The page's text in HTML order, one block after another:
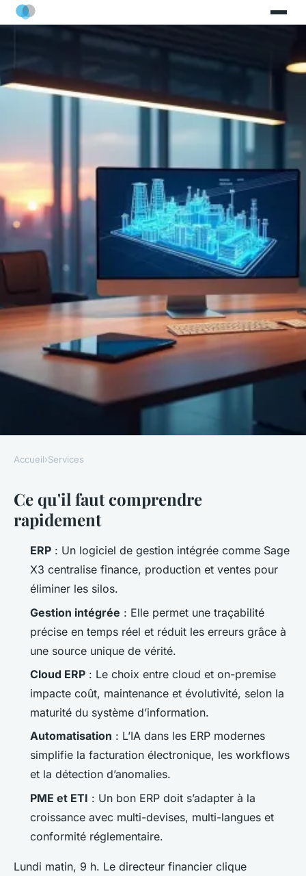
Pourquoi choisir Sage X3 pour
la gestion intégrée de votre
entreprise
• 06/06/2026 17:56 • 8 min de lecture
Accueil›Services
Ce qu'il faut comprendre
rapidement
ERP : Un logiciel de gestion intégrée comme Sage
X3 centralise finance, production et ventes pour
éliminer les silos.
Gestion intégrée : Elle permet une traçabilité
précise en temps réel et réduit les erreurs grâce à
une source unique de vérité.
Cloud ERP : Le choix entre cloud et on-premise
impacte coût, maintenance et évolutivité, selon la
maturité du système d’information.
Automatisation : L’IA dans les ERP modernes
simplifie la facturation électronique, les workflows
et la détection d’anomalies.
PME et ETI : Un bon ERP doit s’adapter à la
croissance avec multi-devises, multi-langues et
conformité réglementaire.
Lundi matin, 9 h. Le directeur financier clique